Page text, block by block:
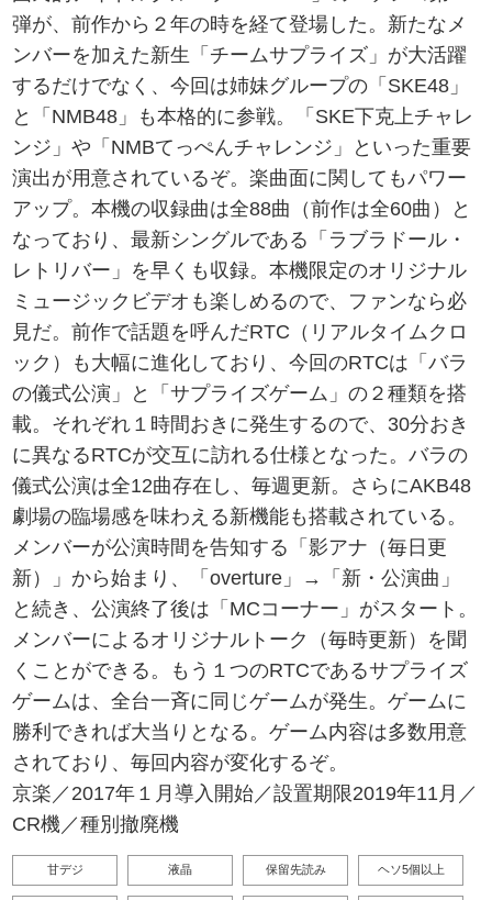
弾が、前作から２年の時を経て登場した。新たなメ
ンバーを加えた新生「チームサプライズ」が大活躍
するだけでなく、今回は姉妹グループの「SKE48」
と「NMB48」も本格的に参戦。「SKE下克上チャレ
ンジ」や「NMBてっぺんチャレンジ」といった重要
演出が用意されているぞ。楽曲面に関してもパワー
アップ。本機の収録曲は全88曲（前作は全60曲）と
なっており、最新シングルである「ラブラドール・
レトリバー」を早くも収録。本機限定のオリジナル
ミュージックビデオも楽しめるので、ファンなら必
見だ。前作で話題を呼んだRTC（リアルタイムクロ
ック）も大幅に進化しており、今回のRTCは「バラ
の儀式公演」と「サプライズゲーム」の２種類を搭
載。それぞれ１時間おきに発生するので、30分おき
に異なるRTCが交互に訪れる仕様となった。バラの
儀式公演は全12曲存在し、毎週更新。さらにAKB48
劇場の臨場感を味わえる新機能も搭載されている。
メンバーが公演時間を告知する「影アナ（毎日更
新）」から始まり、「overture」→「新・公演曲」
と続き、公演終了後は「MCコーナー」がスタート。
メンバーによるオリジナルトーク（毎時更新）を聞
くことができる。もう１つのRTCであるサプライズ
ゲームは、全台一斉に同じゲームが発生。ゲームに
勝利できれば大当りとなる。ゲーム内容は多数用意
されており、毎回内容が変化するぞ。
京楽／2017年１月導入開始／設置期限2019年11月／
CR機／種別撤廃機
甘デジ 液晶 保留先読み ヘソ5個以上